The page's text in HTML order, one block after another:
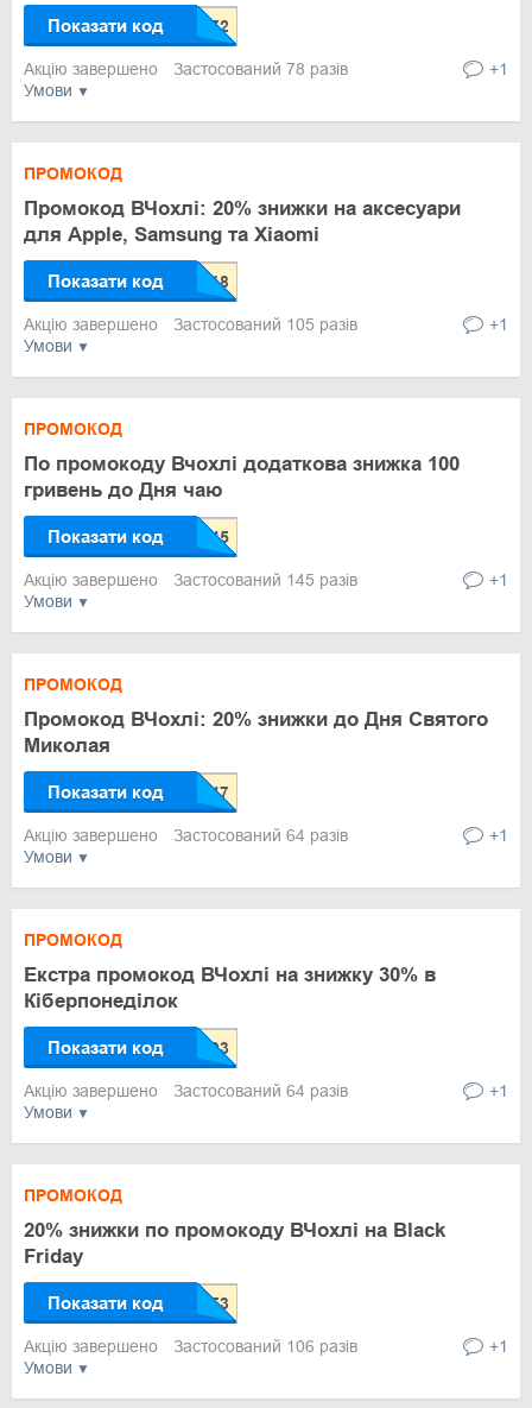
Умови
Показати код
Акцію завершено Застосований 78 разів +1
Умови
ПРОМОКОД
Промокод ВЧохлі: 20% знижки на аксесуари
для Apple, Samsung та Xiaomi
Показати код
Акцію завершено Застосований 105 разів +1
Умови
ПРОМОКОД
По промокоду Вчохлі додаткова знижка 100
гривень до Дня чаю
Показати код
Акцію завершено Застосований 145 разів +1
Умови
ПРОМОКОД
Промокод ВЧохлі: 20% знижки до Дня Святого
Миколая
Показати код
Акцію завершено Застосований 64 разів +1
Умови
ПРОМОКОД
Екстра промокод ВЧохлі на знижку 30% в
Кіберпонеділок
Показати код
Акцію завершено Застосований 64 разів +1
Умови
ПРОМОКОД
20% знижки по промокоду ВЧохлі на Black
Friday
Показати код
Акцію завершено Застосований 106 разів +1